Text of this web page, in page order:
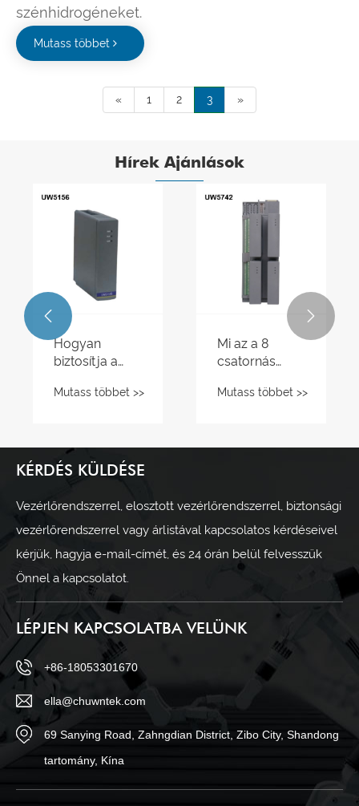
szénhidrogéneket.
Mutass többet
« 1 2 3 »
Hírek Ajánlások
Hogyan
biztosítja a
Ellenőrző
Mutass többet >>
Mi az a 8
csatornás
forráskimeneti
elengedhetetlen
Mutass többet >>
 
KÉRDÉS KÜLDÉSE
Vezérlőrendszerrel, elosztott vezérlőrendszerrel, biztonsági
vezérlőrendszerrel vagy árlistával kapcsolatos kérdéseivel
kérjük, hagyja e-mail-címét, és 24 órán belül felvesszük
Önnel a kapcsolatot.
LÉPJEN KAPCSOLATBA VELÜNK
+86-18053301670
ella@chuwntek.com
69 Sanying Road, Zahngdian District, Zibo City, Shandong
tartomány, Kína